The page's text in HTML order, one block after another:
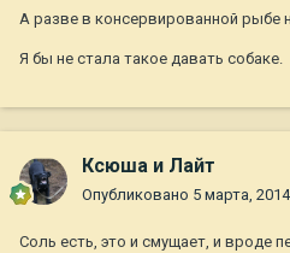
А разве в консервированной рыбе
Я бы не стала такое давать собаке.
Ксюша и Лайт
Опубликовано 5 марта, 2014
Соль есть, это и смущает, и вроде